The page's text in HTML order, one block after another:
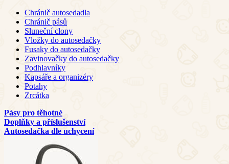
Chránič autosedadla
Chránič pásů
Sluneční clony
Vložky do autosedačky
Fusaky do autosedačky
Zavinovačky do autosedačky
Podhlavníky
Kapsáře a organizéry
Potahy
Zrcátka
Pásy pro těhotné
Doplňky a příslušenství
Autosedačka dle uchycení